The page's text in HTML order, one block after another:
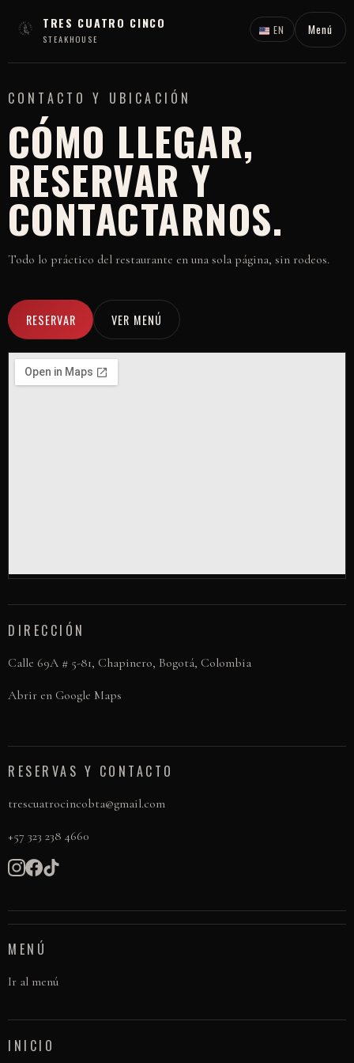
TRES CUATRO CINCO
STEAKHOUSE
EN Menú
CONTACTO Y UBICACIÓN
CÓMO LLEGAR,
RESERVAR Y
CONTACTARNOS.
Todo lo práctico del restaurante en una sola página, sin rodeos.
RESERVAR VER MENÚ
DIRECCIÓN
Calle 69A # 5-81, Chapinero, Bogotá, Colombia
Abrir en Google Maps
RESERVAS Y CONTACTO
trescuatrocincobta@gmail.com
+57 323 238 4660
MENÚ
Ir al menú
INICIO